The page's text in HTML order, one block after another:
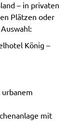
– in privaten
Plätzen oder
König –
mit